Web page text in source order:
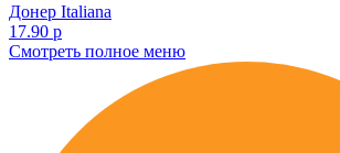
Донер Italiana
17.90 р
Смотреть полное меню